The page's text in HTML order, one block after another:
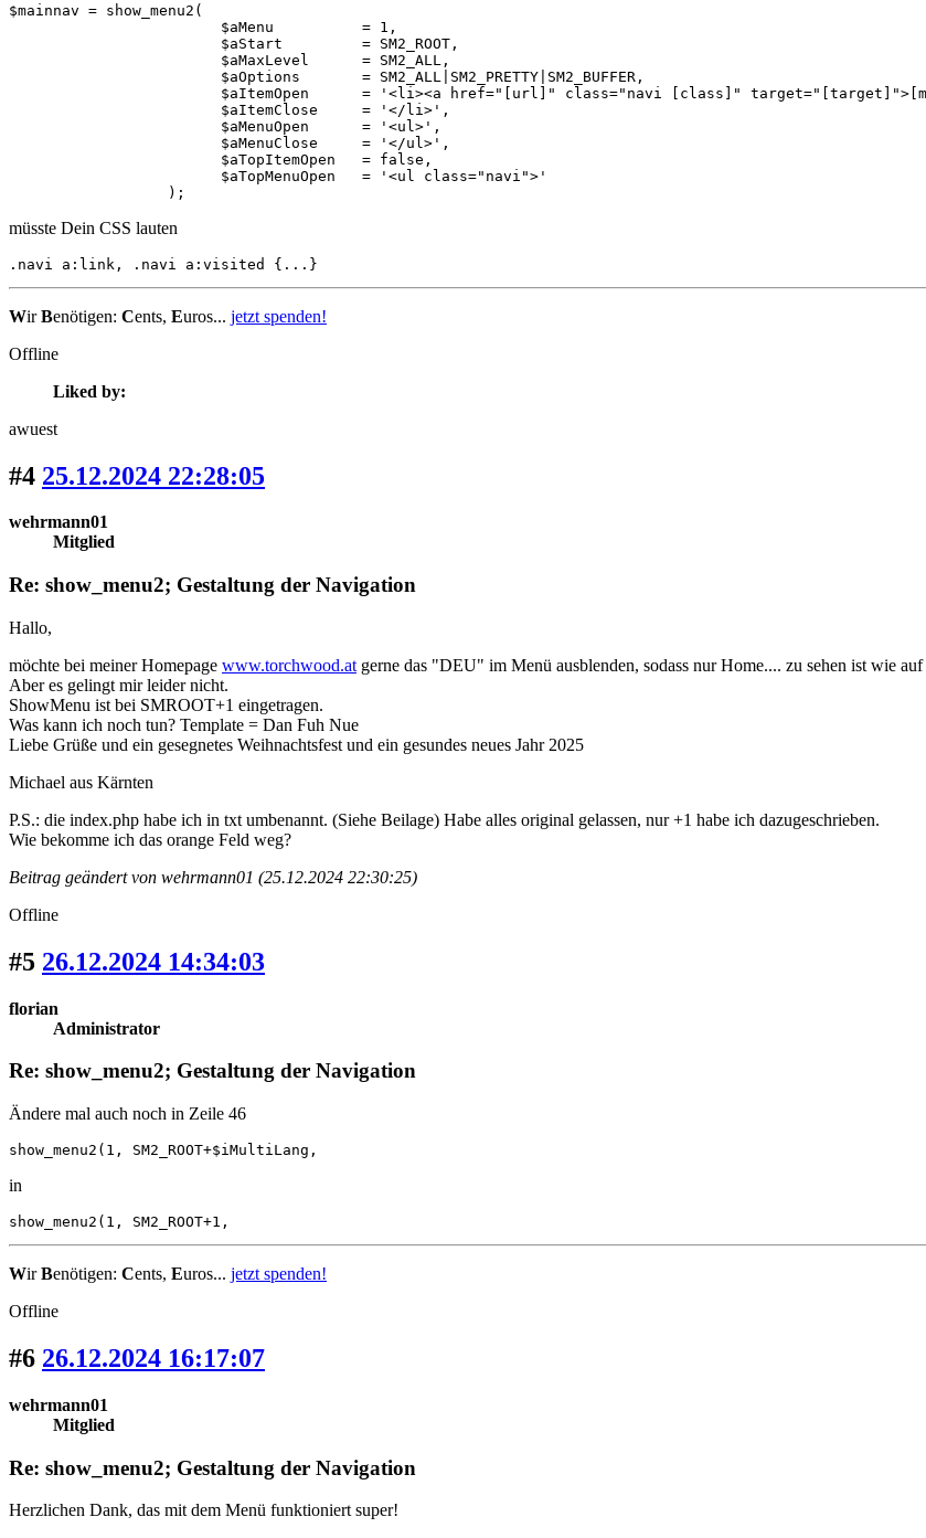
$mainnav = show_menu2(
müsste Dein CSS lauten
.navi a:link, .navi a:visited {...}
WirBenötigen: Cents, Euros... jetzt spenden!
Offline
Liked by:
awuest
#4 25.12.2024 22:28:05
wehrmann01
Mitglied
Re: show_menu2; Gestaltung der Navigation
Hallo,
möchte bei meiner Homepage www.torchwood.at gerne das "DEU" im Menü ausblenden, sodass nur Home.... zu sehen ist wie auf
Aber es gelingt mir leider nicht.
ShowMenu ist bei SMROOT+1 eingetragen.
Was kann ich noch tun? Template = Dan Fuh Nue
Liebe Grüße und ein gesegnetes Weihnachtsfest und ein gesundes neues Jahr 2025
Michael aus Kärnten
P.S.: die index.php habe ich in txt umbenannt. (Siehe Beilage) Habe alles original gelassen, nur +1 habe ich dazugeschrieben.
Wie bekomme ich das orange Feld weg?
Beitrag geändert von wehrmann01 (25.12.2024 22:30:25)
Offline
#5 26.12.2024 14:34:03
florian
Administrator
Re: show_menu2; Gestaltung der Navigation
Ändere mal auch noch in Zeile 46
show_menu2(1, SM2_ROOT+$iMultiLang,
in
show_menu2(1, SM2_ROOT+1,
WirBenötigen: Cents, Euros... jetzt spenden!
Offline
#6 26.12.2024 16:17:07
wehrmann01
Mitglied
Re: show_menu2; Gestaltung der Navigation
Herzlichen Dank, das mit dem Menü funktioniert super!